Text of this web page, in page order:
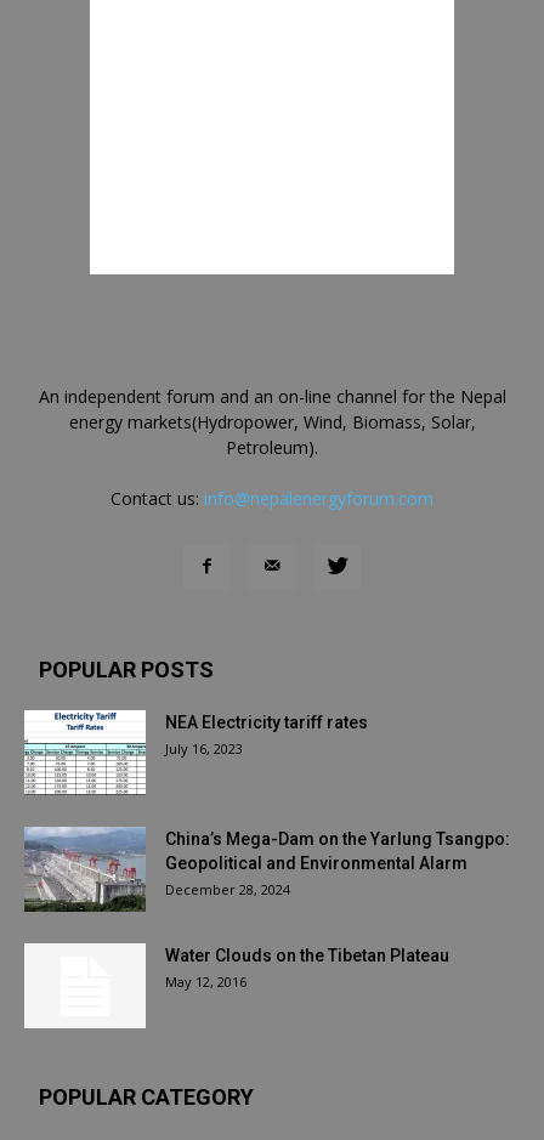
An independent forum and an on-line channel for the Nepal
energy markets(Hydropower, Wind, Biomass, Solar,
Petroleum).
Contact us: info@nepalenergyforum.com
POPULAR POSTS
NEA Electricity tariff rates
July 16, 2023
China’s Mega-Dam on the Yarlung Tsangpo:
Geopolitical and Environmental Alarm
December 28, 2024
Water Clouds on the Tibetan Plateau
May 12, 2016
POPULAR CATEGORY